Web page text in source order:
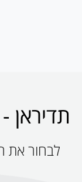
תדיראן